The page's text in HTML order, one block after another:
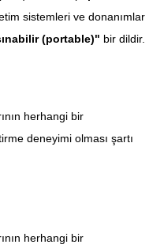
sistemleri ve donanımlar
(portable)" bir dildir.
herhangi bir
deneyimi olması şartı
herhangi bir